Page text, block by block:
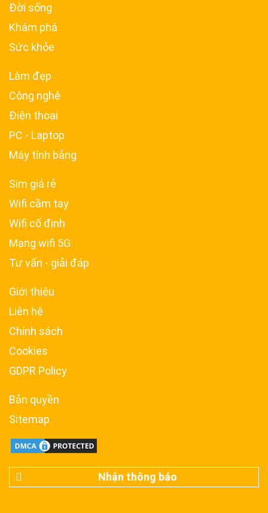
Đời sống
Khám phá
Sức khỏe
Làm đẹp
Công nghệ
Điện thoại
PC - Laptop
Máy tính bảng
Sim giá rẻ
Wifi cầm tay
Wifi cố định
Mạng wifi 5G
Tư vấn - giải đáp
Giới thiệu
Liên hệ
Chính sách
Cookies
GDPR Policy
Bản quyền
Sitemap
Nhận thông báo